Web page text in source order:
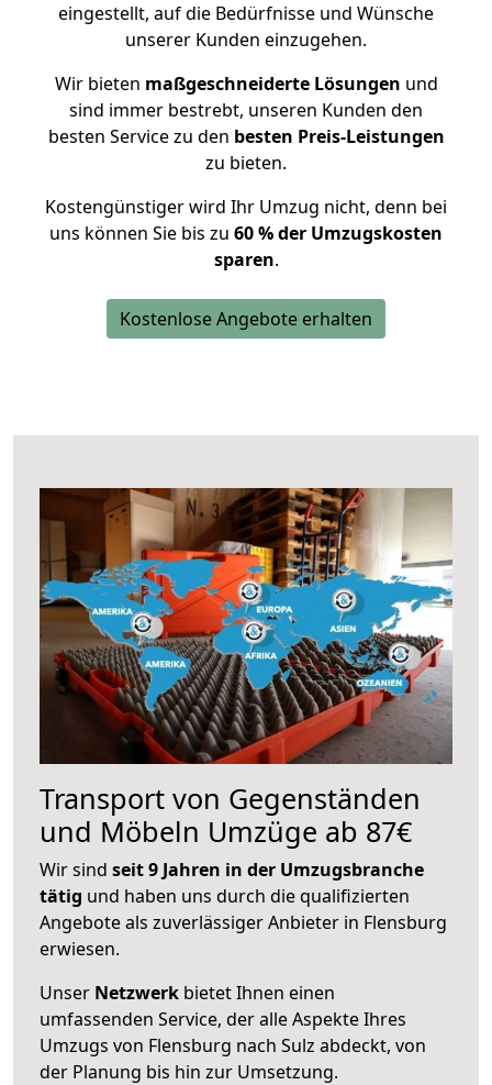
eingestellt, auf die Bedürfnisse und Wünsche
unserer Kunden einzugehen.
Wir bieten maßgeschneiderte Lösungen und
sind immer bestrebt, unseren Kunden den
besten Service zu den besten Preis-Leistungen
zu bieten.
Kostengünstiger wird Ihr Umzug nicht, denn bei
uns können Sie bis zu 60 % der Umzugskosten
sparen.
Kostenlose Angebote erhalten
Transport von Gegenständen
und Möbeln Umzüge ab 87€
Wir sind seit 9 Jahren in der Umzugsbranche
tätig und haben uns durch die qualifizierten
Angebote als zuverlässiger Anbieter in Flensburg
erwiesen.
Unser Netzwerk bietet Ihnen einen
umfassenden Service, der alle Aspekte Ihres
Umzugs von Flensburg nach Sulz abdeckt, von
der Planung bis hin zur Umsetzung.